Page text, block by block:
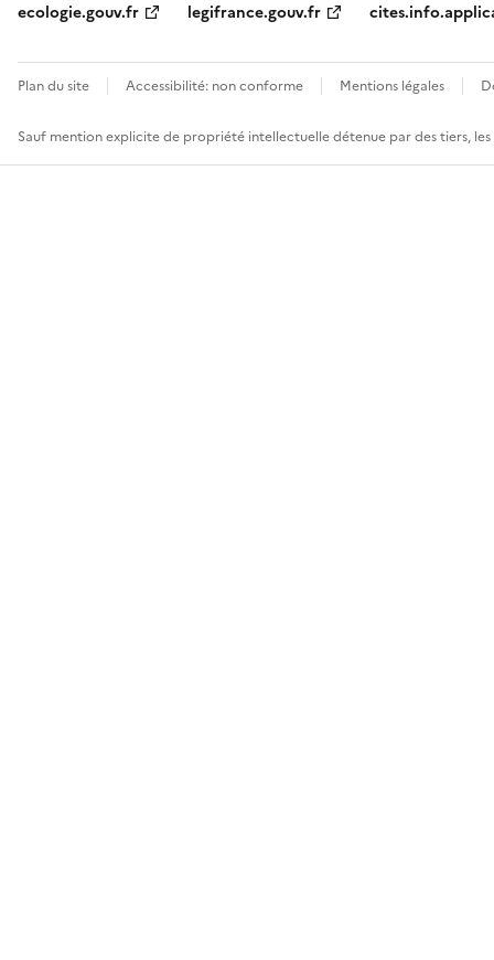
ecologie.gouv.fr
legifrance.gouv.fr
Plan du site Accessibilité: non conforme Mentions légales
Sauf mention explicite de propriété intellectuelle détenue par des tiers,